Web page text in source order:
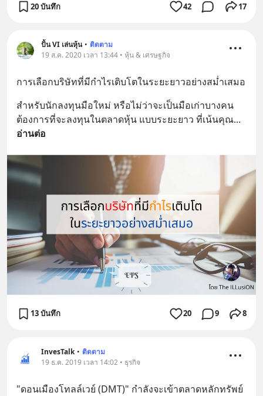
20 บันทึก 42 17
ปั้น VI เล่นหุ้น • ติดตาม
19 ส.ค. 2020 เวลา 13:44 • หุ้น & เศรษฐกิจ
การเลือกบริษัทที่มีกำไรเติบโตในระยะยาวอย่างสม่ำเสมอ
สำหรับนักลงทุนมือใหม่ หรือไม่ว่าจะเป็นมือเก่าบางคน
ต้องการที่จะลงทุนในตลาดหุ้น แบบระยะยาว ที่เน้นคุณ
อ่านต่อ
13 บันทึก 20 9 8
InvesTalk • ติดตาม
19 ธ.ค. 2019 เวลา 14:02 • ธุรกิจ
"ดอนเมืองโทลล์เวย์ (DMT)" กำลังจะเข้าตลาดหลักทรัพย์